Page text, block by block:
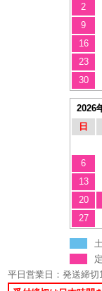
2
9
16
23
30
2026
日
6
13
20
27
平日営業日：発送締切